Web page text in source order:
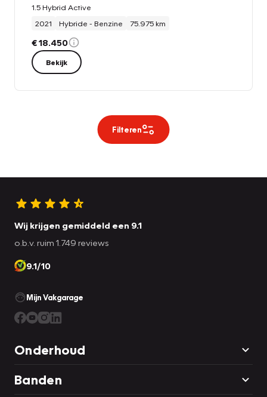
1.5 Hybrid Active
2021
Hybride - Benzine 75.975 km
€ 18.450
Bekijk
Filteren
Wij krijgen gemiddeld een 9.1
o.b.v. ruim 1.749 reviews
9.1/10
Mijn Vakgarage
Onderhoud
Banden